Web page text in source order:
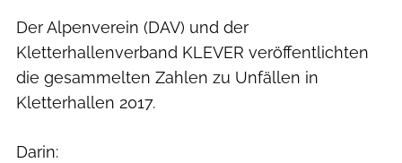
Der Alpenverein (DAV) und der
Kletterhallenverband KLEVER veröffentlichten
die gesammelten Zahlen zu Unfällen in
Kletterhallen 2017.
Darin: